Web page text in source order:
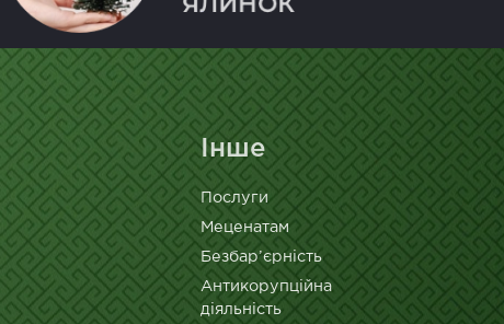
Інше
Послуги
Меценатам
Безбар’єрність
Антикорупційна
діяльність